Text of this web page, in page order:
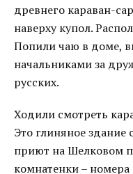
древнего караван-
наверху купол.
Попили чаю в доме,
начальниками за
русских.
Ходили смотреть
Это глиняное
приют на Шелковом
комнатенки –